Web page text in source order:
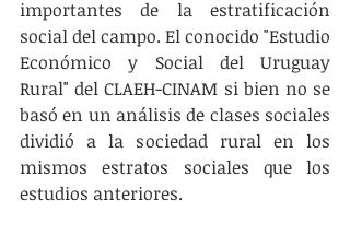
importantes de la estratificación
social del campo. El conocido "Estudio
Económico y Social del Uruguay
Rural" del CLAEH-CINAM si bien no se
basó en un análisis de clases sociales
dividió a la sociedad rural en los
mismos estratos sociales que los
estudios anteriores.